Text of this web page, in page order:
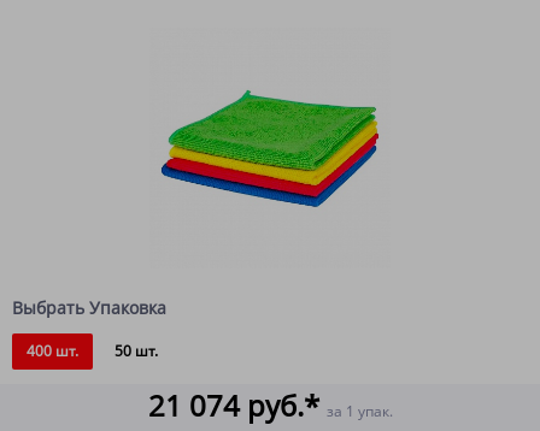
Выбрать Упаковка
400 шт. 50 шт.
21 074 руб.* за 1 упак.